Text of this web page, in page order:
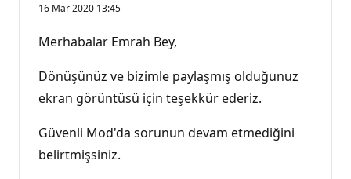
16 Mar 2020 13:45
Merhabalar Emrah Bey,
Dönüşünüz ve bizimle paylaşmış olduğunuz
ekran görüntüsü için teşekkür ederiz.
Güvenli Mod'da sorunun devam etmediğini
belirtmişsiniz.